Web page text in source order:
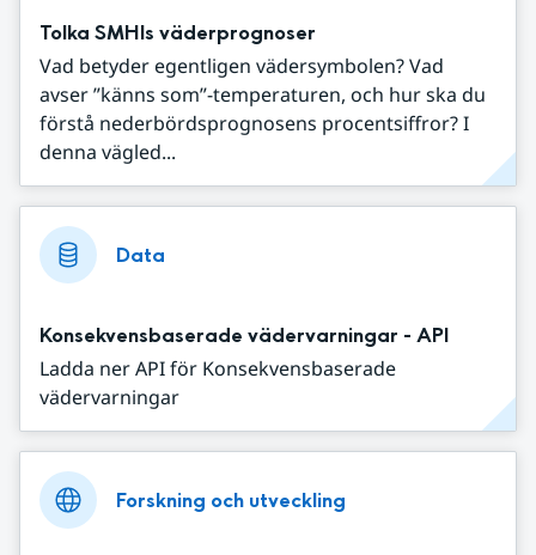
Tolka SMHIs väderprognoser
Vad betyder egentligen vädersymbolen? Vad
avser ”känns som”-temperaturen, och hur ska du
förstå nederbördsprognosens procentsiffror? I
denna vägled...
Data
Konsekvensbaserade vädervarningar - API
Ladda ner API för Konsekvensbaserade
vädervarningar
Forskning och utveckling